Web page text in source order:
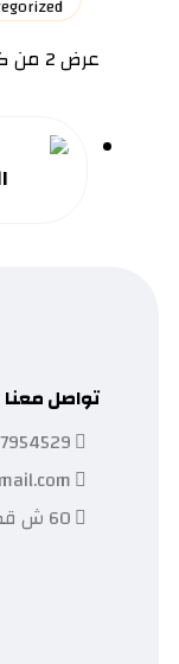
عرض ⁦2⁩ من كل النتائج
تواصل معنا
02
60 ش قصر العيني , القاهرة